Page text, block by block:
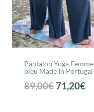
Pantalon Yoga Femme
bleu Made In Portugal
89,00€ Le
71,20€Le